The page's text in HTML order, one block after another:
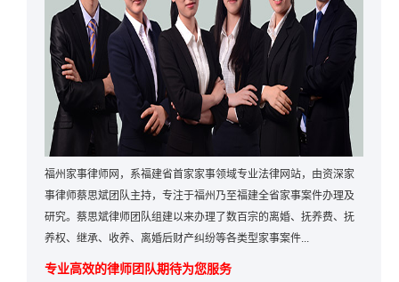
福州家事律师网，系福建省首家家事领域专业法律网站，由资深家
事律师蔡思斌团队主持，专注于福州乃至福建全省家事案件办理及
研究。蔡思斌律师团队组建以来办理了数百宗的离婚、抚养费、抚
养权、继承、收养、离婚后财产纠纷等各类型家事案件...
专业高效的律师团队期待为您服务